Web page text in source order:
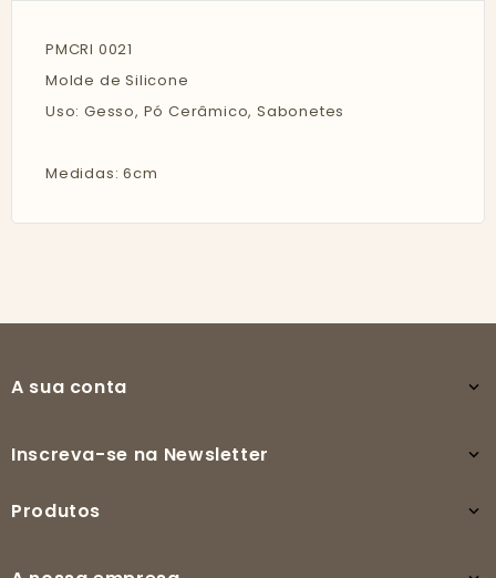
PMCRI 0021
Molde de Silicone
Uso: Gesso, Pó Cerâmico, Sabonetes
Medidas: 6cm
A sua conta 
Inscreva-se na Newsletter 
Produtos 